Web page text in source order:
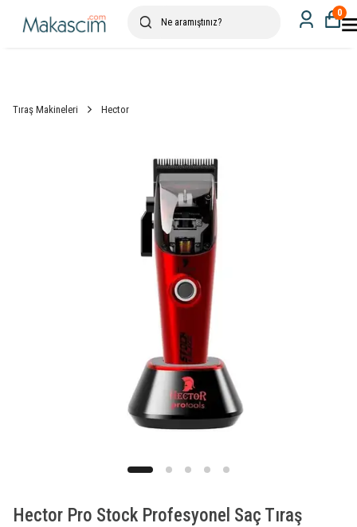
0
Tıraş Makineleri Hector
Hector Pro Stock Profesyonel Saç Tıraş